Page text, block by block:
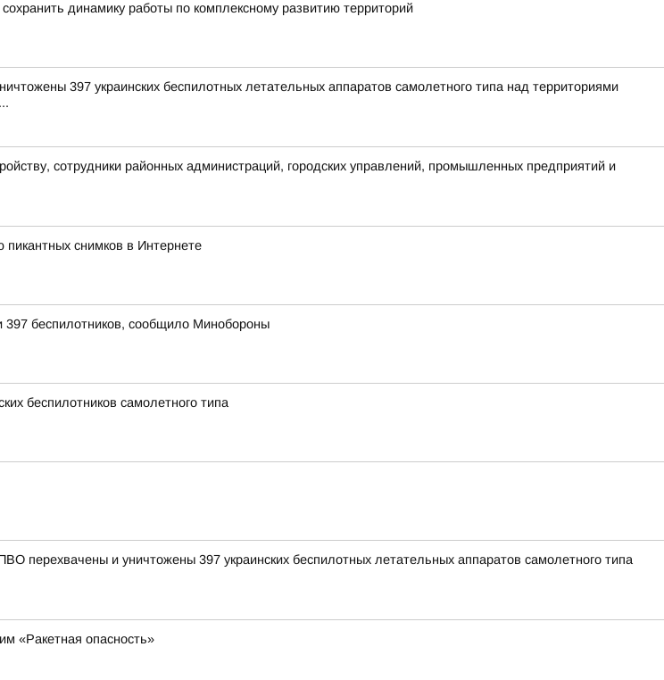
динамику работы по комплексному развитию территорий
397 украинских беспилотных летательных аппаратов самолетного типа над территориями
сотрудники районных администраций, городских управлений, промышленных предприятий и
снимков в Интернете
беспилотников, сообщило Минобороны
беспилотников самолетного типа
и уничтожены 397 украинских беспилотных летательных аппаратов самолетного типа
«Ракетная опасность»